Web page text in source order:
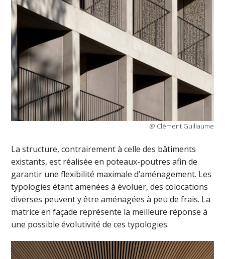
@ Clément Guillaume
La structure, contrairement à celle des bâtiments
existants, est réalisée en poteaux-poutres afin de
garantir une flexibilité maximale d’aménagement. Les
typologies étant amenées à évoluer, des colocations
diverses peuvent y être aménagées à peu de frais. La
matrice en façade représente la meilleure réponse à
une possible évolutivité de ces typologies.